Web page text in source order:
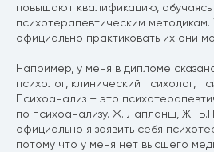
повышают квалификацию, обучаясь
психотерапевтическим методикам.
официально практиковать их они
Например, у меня в дипломе
психолог, клинический психолог,
Психоанализ – это
по психоанализу. Ж. Лапланш, Ж.-
официально я заявить себя
потому что у меня нет высшего